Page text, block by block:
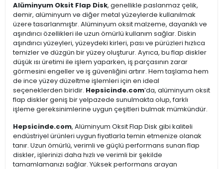
Alüminyum Oksit Flap Disk, genellikle paslanmaz çelik,
demir, alüminyum ve diğer metal yüzeylerde kullanılmak
üzere tasarlanmıştır. Alüminyum oksit malzeme, dayanıklı ve
aşındırıcı özellikleri ile uzun ömürlü kullanım sağlar. Diskin
aşındırıcı yüzeyleri, yüzeydeki kirleri, pası ve pürüzleri hızlıca
temizler ve düzgün bir yüzey oluşturur. Ayrıca, bu flap diskler
düşük ısı üretimi ile işlem yaparken, iş parçasının zarar
görmesini engeller ve iş güvenliğini artırır. Hem taşlama hem
de ince yüzey düzeltme işlemleri için en ideal
seçeneklerden biridir. Hepsicinde.com’da, alüminyum oksit
flap diskler geniş bir yelpazede sunulmakta olup, farklı
işleme gereksinimlerine uygun çeşitleri bulmak mümkündür.
Hepsicinde.com, Alüminyum Oksit Flap Disk gibi kaliteli
endüstriyel ürünleri uygun fiyatlarla temin etmenize olanak
tanır. Uzun ömürlü, verimli ve güçlü performans sunan flap
diskler, işlerinizi daha hızlı ve verimli bir şekilde
tamamlamanızı sağlar. Yüksek performans arayan